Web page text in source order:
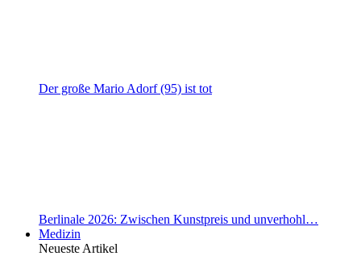
Der große Mario Adorf (95) ist tot
Berlinale 2026: Zwischen Kunstpreis und unverhohl…
Medizin
Neueste Artikel